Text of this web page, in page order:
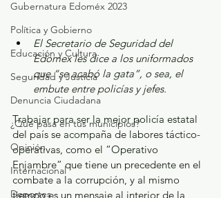
Gubernatura Edoméx 2023
Política y Gobierno
Educación y Cultura
Seguridad y Justicia
Denuncia Ciudadana
¿Qué pasa en tus municipios?
Opinión
Internacional
Deportes
El Secretario de Seguridad del
Edomex les dice a los uniformados
que “se acabó la gata”, o sea, el
embute entre policías y jefes.
Trabajar para ser la mejor policía estatal
del país se acompaña de labores táctico-
operativas, como el “Operativo
Enjambre” que tiene un precedente en el
combate a la corrupción, y al mismo
tiempo es un mensaje al interior de la